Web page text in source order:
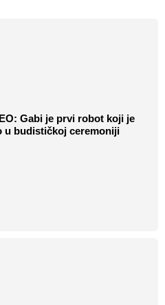
Gabi je prvi robot koji je
u budističkoj ceremoniji